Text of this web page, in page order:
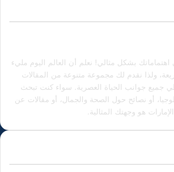
اهتماماتك بشكل مثالي! نعلم أن العالم اليوم مليء
ولذا نقدم لك مجموعة متنوعة من المقالات
جميع جوانب الحياة العصرية. سواء كنت تبحث
أو نصائح حول الصحة والجمال، أو مقالات عن
هو وجهتك المثالية.